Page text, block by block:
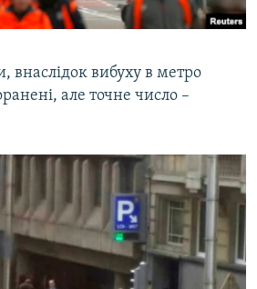
внаслідок вибуху в метро
але точне число –